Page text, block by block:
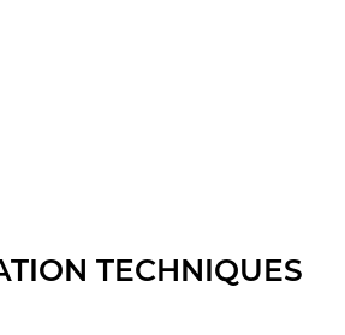
TECHNIQUES